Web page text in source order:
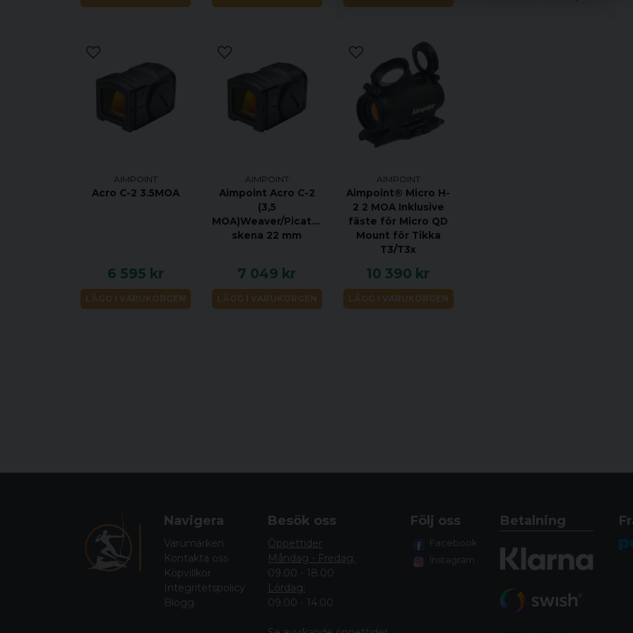
AIMPOINT
Acro C-2 3.5MOA
6 595 kr
LÄGG I VARUKORGEN
AIMPOINT
Aimpoint Acro C-2
(3,5
MOA)Weaver/Picatinny
skena 22 mm
7 049 kr
LÄGG I VARUKORGEN
AIMPOINT
Aimpoint® Micro H-
2 2 MOA Inklusive
fäste för Micro QD
Mount för Tikka
T3/T3x
10 390 kr
LÄGG I VARUKORGEN
Navigera
Varumärken
Kontakta oss
Köpvillkor
Integritetspolicy
Blogg
Besök oss
Öppettider
Måndag - Fredag:
09.00 - 18.00
Lördag:
09.00 - 14.00
Följ oss
Facebook
Instagram
Betalning